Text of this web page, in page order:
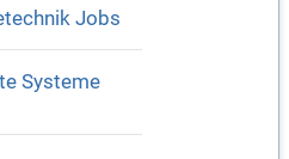
Jobs
Systeme